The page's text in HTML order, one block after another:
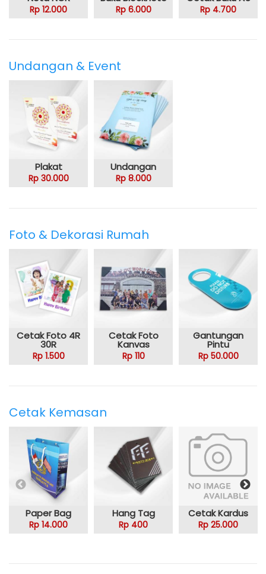
Rp 12.000 Rp 6.000 Rp 4.700
Undangan & Event
Plakat
Rp 30.000
Undangan
Rp 8.000
Foto & Dekorasi Rumah
Cetak Foto 4R
30R
Rp 1.500
Cetak Foto
Kanvas
Rp 110
Gantungan
Pintu
Rp 50.000
Cetak Kemasan
Paper Bag
Rp 14.000
Hang Tag
Rp 400
Cetak Kardus
Rp 25.000